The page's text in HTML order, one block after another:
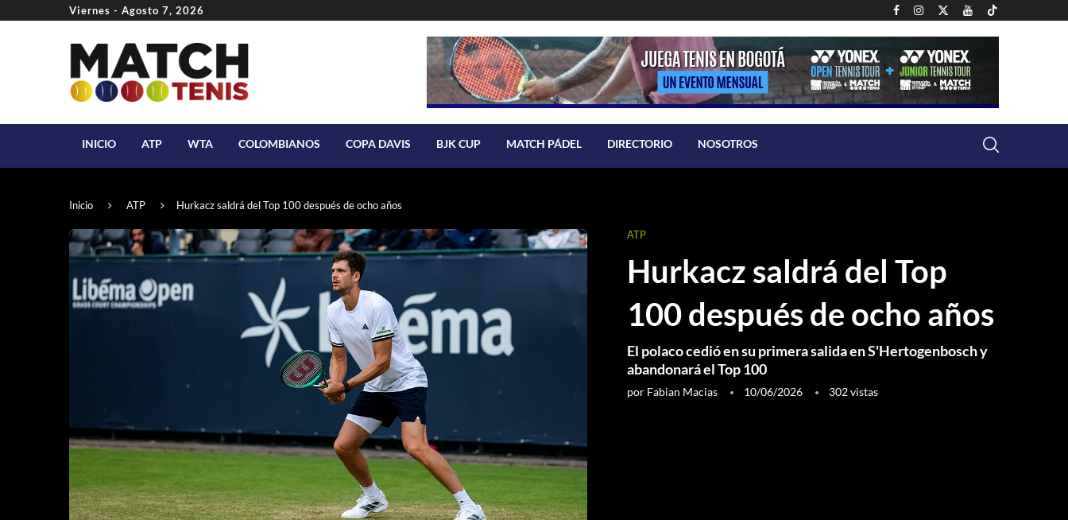
Viernes - Agosto 7, 2026
INICIO ATP WTA COLOMBIANOS COPA DAVIS BJK CUP MATCH PÁDEL DIRECTORIO NOSOTROS
Inicio ATP Hurkacz saldrá del Top 100 después de ocho años
ATP
Hurkacz saldrá del Top
100 después de ocho años
El polaco cedió en su primera salida en S'Hertogenbosch y
abandonará el Top 100
por Fabian Macias 10/06/2026 302vistas